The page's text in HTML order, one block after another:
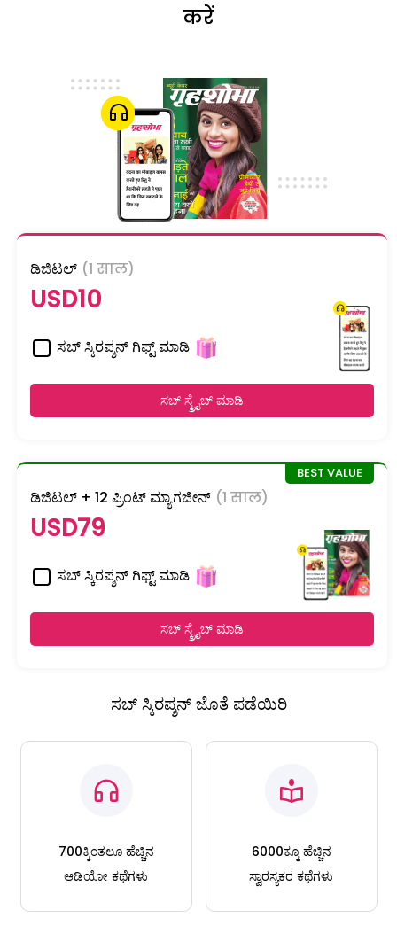
करें
ಡಿಜಿಟಲ್ (1 साल)
USD10
ಸಬ್ ಸ್ಕಿರಪ್ಶನ್ ಗಿಫ್ಟ್ ಮಾಡಿ
ಸಬ್ ಸ್ಕ್ರೈಬ್ ಮಾಡಿ
ಡಿಜಿಟಲ್ + 12 ಪ್ರಿಂಟ್ ಮ್ಯಾಗಜೀನ್ (1 साल)
USD79
ಸಬ್ ಸ್ಕಿರಪ್ಶನ್ ಗಿಫ್ಟ್ ಮಾಡಿ
ಸಬ್ ಸ್ಕ್ರೈಬ್ ಮಾಡಿ
ಸಬ್ ಸ್ಕಿರಪ್ಶನ್ ಜೊತೆ ಪಡೆಯಿರಿ
700ಕ್ಕಿಂತಲೂ ಹೆಚ್ಚಿನ
ಆಡಿಯೋ ಕಥೆಗಳು
6000ಕ್ಕೂ ಹೆಚ್ಚಿನ
ಸ್ವಾರಸ್ಯಕರ ಕಥೆಗಳು